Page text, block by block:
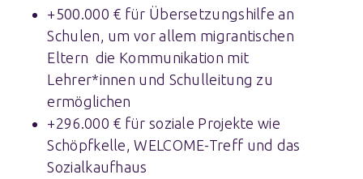
+500.000 € für Übersetzungshilfe an
Schulen, um vor allem migrantischen
Eltern die Kommunikation mit
Lehrer*innen und Schulleitung zu
ermöglichen
+296.000 € für soziale Projekte wie
Schöpfkelle, WELCOME-Treff und das
Sozialkaufhaus